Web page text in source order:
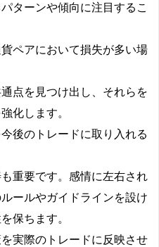
ターンや傾向に注目するこ
ペアにおいて損失が多い場
点を見つけ出し、それらを
化します。
後のトレードに取り入れる
重要です。感情に左右され
ールやガイドラインを設け
保ちます。
実際のトレードに反映させ